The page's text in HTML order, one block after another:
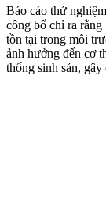
Báo cáo thử
công bố chỉ ra
tồn tại trong môi
ảnh hưởng đến c‌ơ
thống sinh sản,